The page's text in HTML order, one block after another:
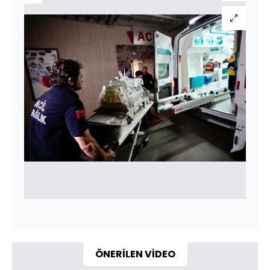
ÖNERİLEN VİDEO